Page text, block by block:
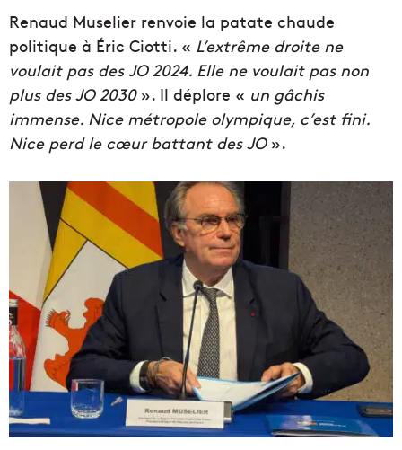
Renaud Muselier renvoie la patate chaude
politique à Éric Ciotti. « L’extrême droite ne
voulait pas des JO 2024. Elle ne voulait pas non
plus des JO 2030». Il déplore « un gâchis
immense. Nice métropole olympique, c’est fini.
Nice perd le cœur battant des JO».